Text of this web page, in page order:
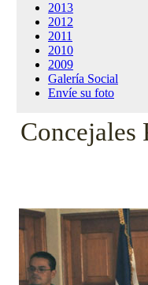
2013
2012
2011
2010
2009
Galería Social
Envíe su foto
Concejales